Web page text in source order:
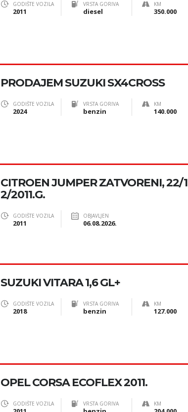
GODIŠTE VOZILA
2011
VRSTA GORIVA
diesel
KM
350.000
PRODAJEM SUZUKI SX4CROSS
GODIŠTE VOZILA
2024
VRSTA GORIVA
benzin
KM
140.000
CITROEN JUMPER ZATVORENI, 22/1
2/2011.G.
GODIŠTE VOZILA
2011
OBJAVLJEN
06.08.2026.
SUZUKI VITARA 1,6 GL+
GODIŠTE VOZILA
2018
VRSTA GORIVA
benzin
KM
127.000
OPEL CORSA ECOFLEX 2011.
GODIŠTE VOZILA VRSTA GORIVA KM